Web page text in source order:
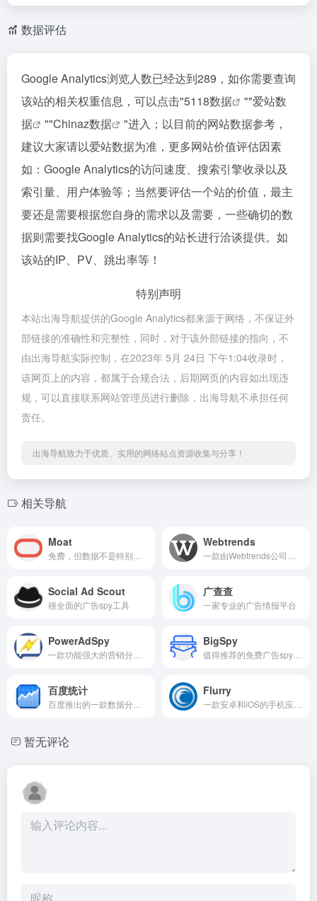
数据评估
Google Analytics浏览人数已经达到289，如你需要查询
该站的相关权重信息，可以点击"5118数据 ""爱站数
据
""Chinaz数据
"进入；以目前的网站数据参考，
建议大家请以爱站数据为准，更多网站价值评估因素
如：Google Analytics的访问速度、搜索引擎收录以及
索引量、用户体验等；当然要评估一个站的价值，最主
要还是需要根据您自身的需求以及需要，一些确切的数
据则需要找Google Analytics的站长进行洽谈提供。如
该站的IP、PV、跳出率等！
特别声明
本站出海导航提供的Google Analytics都来源于网络，不保证外
部链接的准确性和完整性，同时，对于该外部链接的指向，不
由出海导航实际控制，在2023年 5月 24日 下午1:04收录时，
该网页上的内容，都属于合规合法，后期网页的内容如出现违
规，可以直接联系网站管理员进行删除，出海导航不承担任何
责任。
出海导航致力于优质、实用的网络站点资源收集与分享！
相关导航
Moat Webtrends
Social Ad Scout
很全面的广告spy工具
广查查
一家专业的广告情报平台
PowerAdSpy BigSpy
百度统计 Flurry
暂无评论